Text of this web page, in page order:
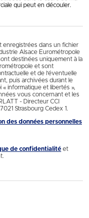
qui peut en découler.
enregistrées dans un fichier
Alsace Eurométropole
destinées uniquement à la
et sont
et de l’éventuelle
puis archivées durant le
« informatique et libertés »,
vous concernant et les
- Directeur CCI
Strasbourg Cedex 1.
des données personnelles
de confidentialité et